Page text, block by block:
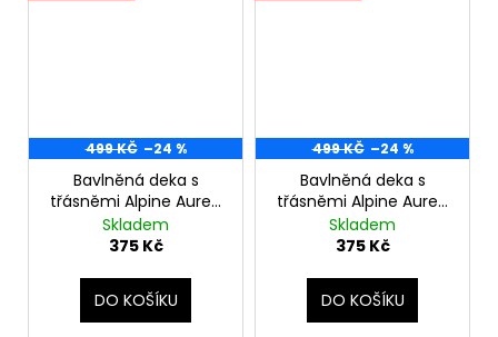
499 KČ –24 %
Bavlněná deka s
třásněmi Alpine Aurea
150x200 cm - zelená
kostka
Skladem
375 Kč
DO KOŠÍKU
499 KČ –24 %
Bavlněná deka s
třásněmi Alpine Aurea
150x200 cm - červená
kostka
Skladem
375 Kč
DO KOŠÍKU